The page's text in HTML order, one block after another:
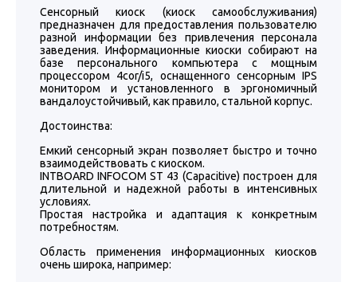
Сенсорный киоск (киоск самообслуживания)
предназначен для предоставления пользователю
разной информации без привлечения персонала
заведения. Информационные киоски собирают на
базе персонального компьютера с мощным
процессором 4cor/i5, оснащенного сенсорным IPS
монитором и установленного в эргономичный
вандалоустойчивый, как правило, стальной корпус.
Достоинства:
Емкий сенсорный экран позволяет быстро и точно
взаимодействовать с киоском.
INTBOARD INFOCOM ST 43 (Capacitive) построен для
длительной и надежной работы в интенсивных
условиях.
Простая настройка и адаптация к конкретным
потребностям.
Область применения информационных киосков
очень широка, например: